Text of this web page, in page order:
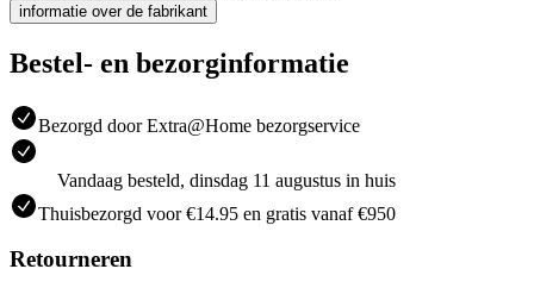
informatie over de fabrikant
Bestel- en bezorginformatie
Bezorgd door Extra@Home bezorgservice
Vandaag besteld, dinsdag 11 augustus in huis
Thuisbezorgd voor €14.95 en gratis vanaf €950
Retourneren